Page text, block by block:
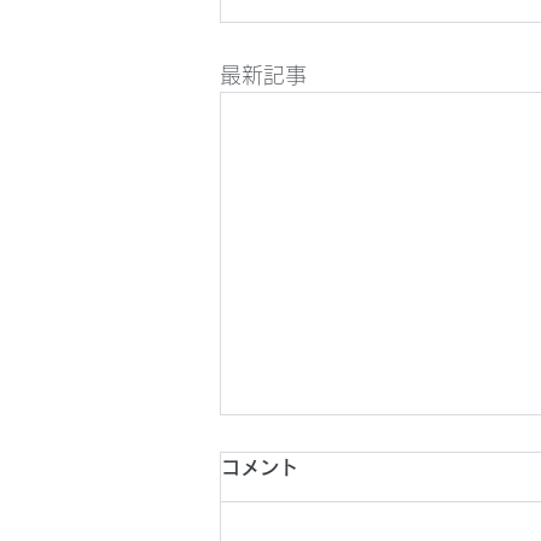
最新記事
2026年8月1日(土) 第26回
東京都フットサルチャレンジ
コメント